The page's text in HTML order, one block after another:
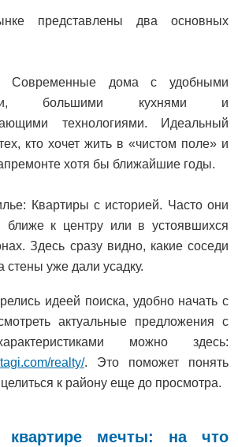
представлены два основных
Современные дома с удобными
большими кухнями и
технологиями. Идеальный
кто хочет жить в «чистом поле» и
хотя бы ближайшие годы.
Квартиры с историей. Часто они
ближе к центру или в устоявшихся
Здесь сразу видно, какие соседи
стены уже дали усадку.
идеей поиска, удобно начать с
актуальные предложения с
можно здесь:
realty/. Это поможет понять
к району еще до просмотра.
мечты: на что